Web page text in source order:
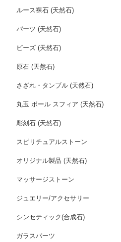
ルース裸石 (天然石)
パーツ (天然石)
ビーズ (天然石)
原石 (天然石)
さざれ・タンブル (天然石)
丸玉 ボール スフィア (天然石)
彫刻石 (天然石)
スピリチュアルストーン
オリジナル製品 (天然石)
マッサージストーン
ジュエリー/アクセサリー
シンセティック(合成石)
ガラスパーツ